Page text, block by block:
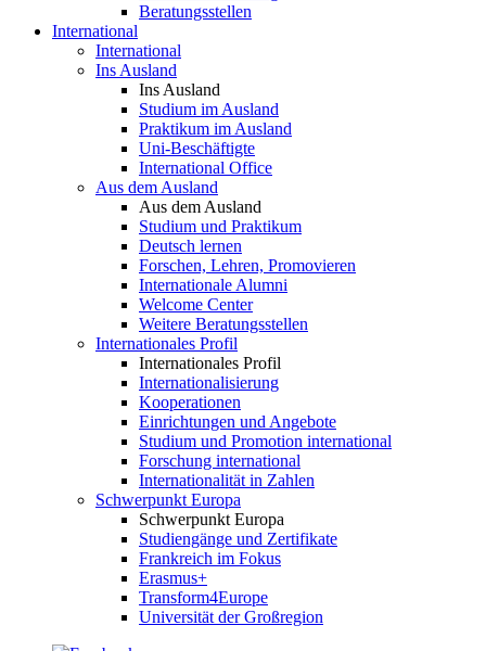
Beratungsstellen
International
International
Ins Ausland
Ins Ausland
Studium im Ausland
Praktikum im Ausland
Uni-Beschäftigte
International Office
Aus dem Ausland
Aus dem Ausland
Studium und Praktikum
Deutsch lernen
Forschen, Lehren, Promovieren
Internationale Alumni
Welcome Center
Weitere Beratungsstellen
Internationales Profil
Internationales Profil
Internationalisierung
Kooperationen
Einrichtungen und Angebote
Studium und Promotion international
Forschung international
Internationalität in Zahlen
Schwerpunkt Europa
Schwerpunkt Europa
Studiengänge und Zertifikate
Frankreich im Fokus
Erasmus+
Transform4Europe
Universität der Großregion